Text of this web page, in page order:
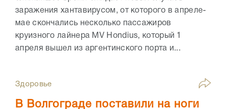
заражения хантавирусом, от которого в апреле-
мае скончались несколько пассажиров
круизного лайнера MV Hondius, который 1
апреля вышел из аргентинского порта и...
Здоровье
В Волгограде поставили на ноги